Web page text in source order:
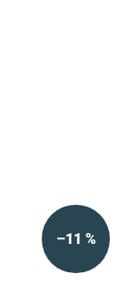
–11 %